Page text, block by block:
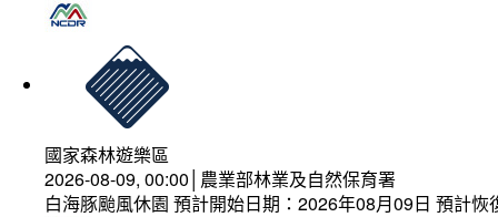
國家森林遊樂區
2026-08-09, 00:00│農業部林業及自然保育署
白海豚颱風休園 預計開始日期：2026年08月09日 預計